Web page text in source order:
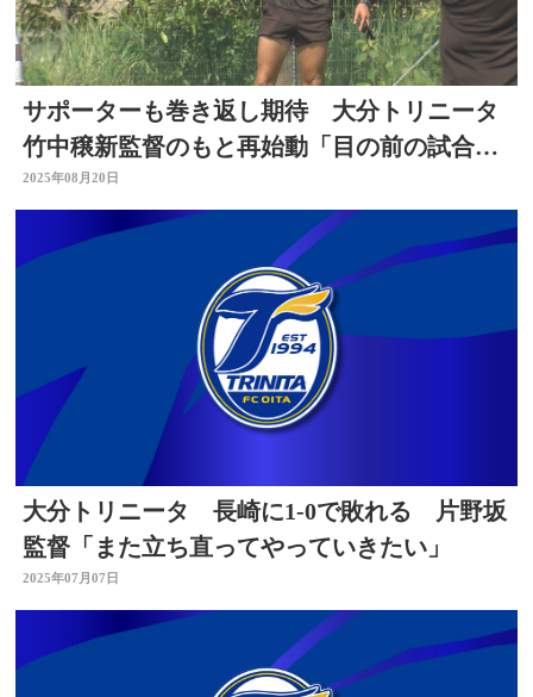
サポーターも巻き返し期待 大分トリニータ
竹中穣新監督のもと再始動「目の前の試合で
ポイントを取る」
2025年08月20日
大分トリニータ 長崎に1-0で敗れる 片野坂
監督「また立ち直ってやっていきたい」
2025年07月07日